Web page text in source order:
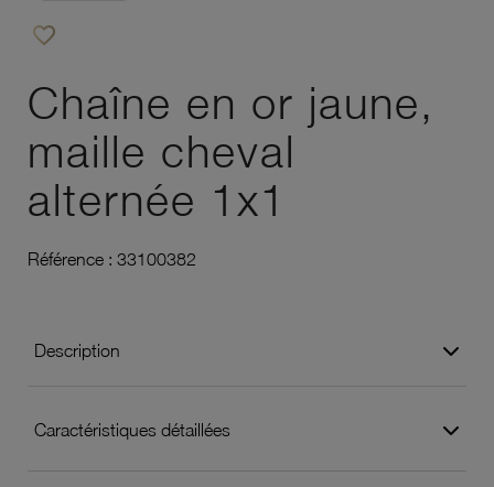
favorite_border
Chaîne en or jaune,
maille cheval
alternée 1x1
Référence : 33100382
Description
Caractéristiques détaillées